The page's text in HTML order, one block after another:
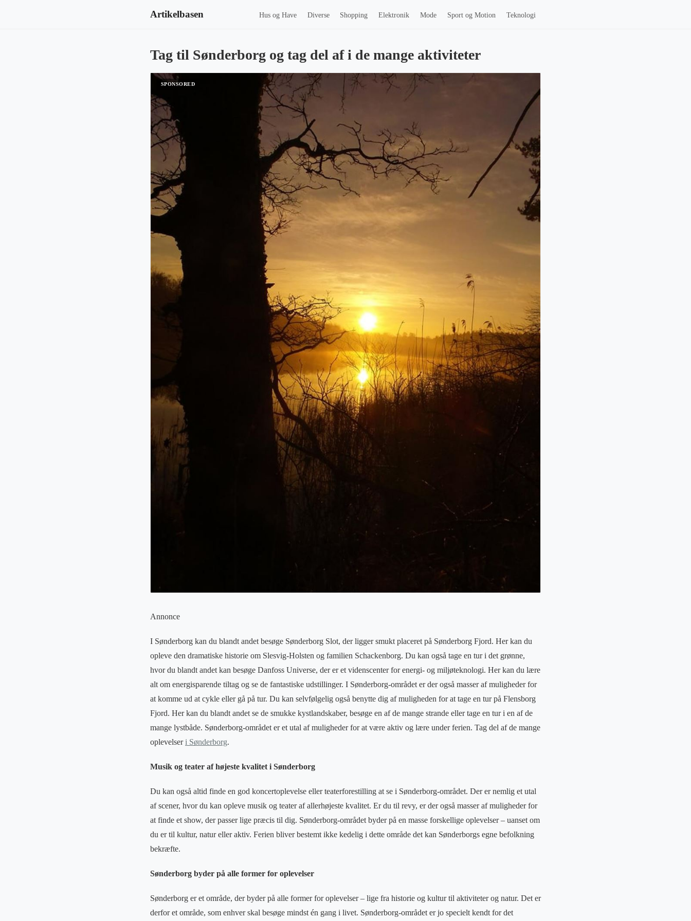
Artikelbasen Hus og Have Diverse Shopping Elektronik Mode Sport og Motion Teknologi
Tag til Sønderborg og tag del af i de mange aktiviteter
Annonce
I Sønderborg kan du blandt andet besøge Sønderborg Slot, der ligger smukt placeret på Sønderborg Fjord. Her kan du
opleve den dramatiske historie om Slesvig-Holsten og familien Schackenborg. Du kan også tage en tur i det grønne,
hvor du blandt andet kan besøge Danfoss Universe, der er et videnscenter for energi- og miljøteknologi. Her kan du lære
alt om energisparende tiltag og se de fantastiske udstillinger. I Sønderborg-området er der også masser af muligheder for
at komme ud at cykle eller gå på tur. Du kan selvfølgelig også benytte dig af muligheden for at tage en tur på Flensborg
Fjord. Her kan du blandt andet se de smukke kystlandskaber, besøge en af de mange strande eller tage en tur i en af de
mange lystbåde. Sønderborg-området er et utal af muligheder for at være aktiv og lære under ferien. Tag del af de mange
oplevelseri Sønderborg.
Musik og teater af højeste kvalitet i Sønderborg
Du kan også altid finde en god koncertoplevelse eller teaterforestilling at se i Sønderborg-området. Der er nemlig et utal
af scener, hvor du kan opleve musik og teater af allerhøjeste kvalitet. Er du til revy, er der også masser af muligheder for
at finde et show, der passer lige præcis til dig. Sønderborg-området byder på en masse forskellige oplevelser – uanset om
du er til kultur, natur eller aktiv. Ferien bliver bestemt ikke kedelig i dette område det kan Sønderborgs egne befolkning
bekræfte.
Sønderborg byder på alle former for oplevelser
Sønderborg er et område, der byder på alle former for oplevelser – lige fra historie og kultur til aktiviteter og natur. Det er
derfor et område, som enhver skal besøge mindst én gang i livet. Sønderborg-området er jo specielt kendt for det